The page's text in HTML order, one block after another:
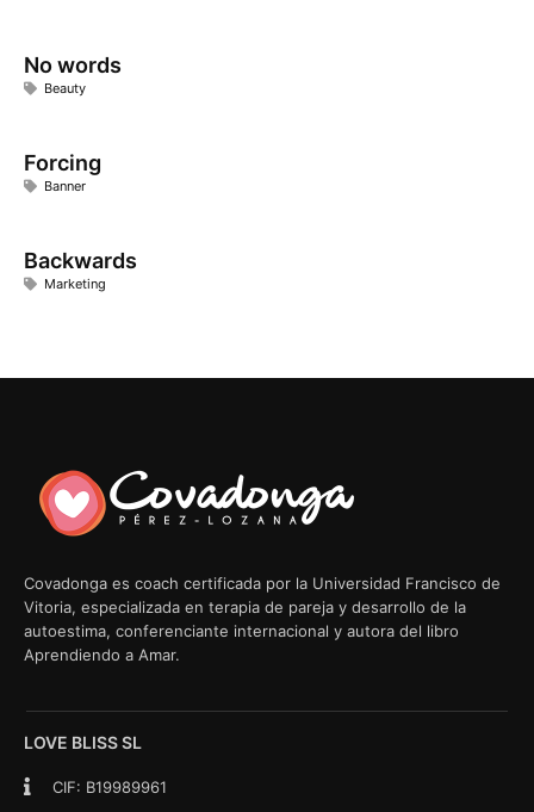
No words
Beauty
Forcing
Banner
Backwards
Marketing
Covadonga es coach certificada por la Universidad Francisco de
Vitoria, especializada en terapia de pareja y desarrollo de la
autoestima, conferenciante internacional y autora del libro
Aprendiendo a Amar.
LOVE BLISS SL
CIF: B19989961